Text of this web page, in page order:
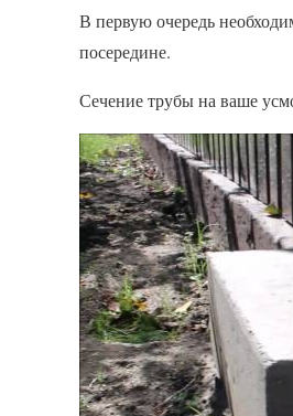
В первую очередь
посередине.
Сечение трубы на ваше